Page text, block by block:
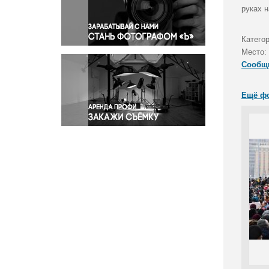
Правосудие
Происшествия и конфликты
Религия
Светская жизнь
Спорт
Экология
Экономика и бизнес
руках
Место:
Ещё